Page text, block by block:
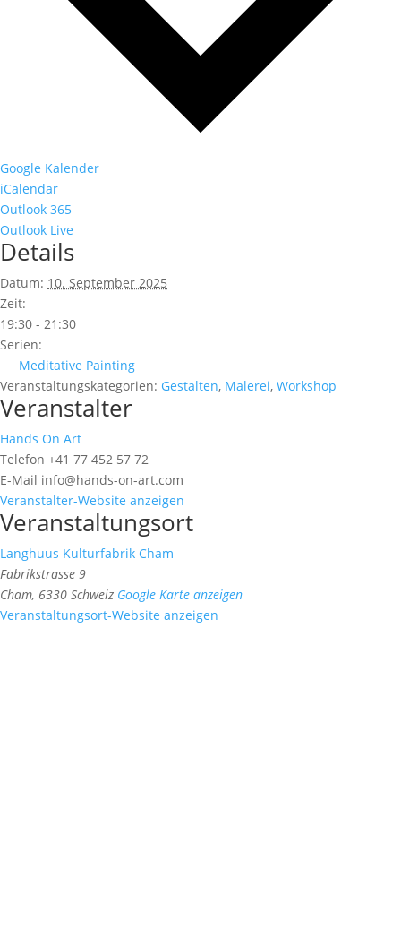
Google Kalender
iCalendar
Outlook 365
Outlook Live
Details
Datum: 10. September 2025
Zeit:
19:30 - 21:30
Serien:
Meditative Painting
Veranstaltungskategorien: Gestalten, Malerei, Workshop
Veranstalter
Hands On Art
Telefon +41 77 452 57 72
E-Mail info@hands-on-art.com
Veranstalter-Website anzeigen
Veranstaltungsort
Langhuus Kulturfabrik Cham
Fabrikstrasse 9
Cham, 6330 Schweiz Google Karte anzeigen
Veranstaltungsort-Website anzeigen